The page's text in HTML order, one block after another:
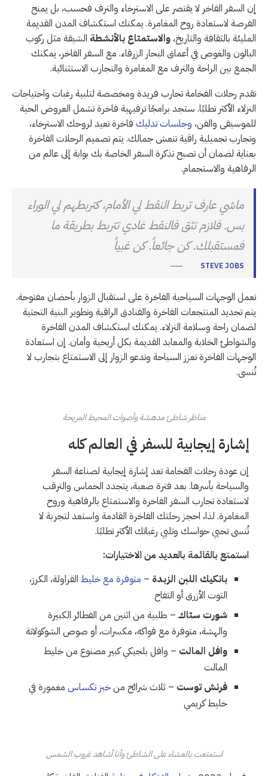
إن السفر الفاخر لا يقتصر على الاسترخاء والترف فحسب، بل يمنح
الفرصة لاستعادة روح المغامرة. يمكنك استكشاف المدن القديمة
المليئة بالثقافة والتاريخ، والاستمتاع بالأنشطة الشيقة مثل ركوب
البالون والغوص في أعماق البحار الزرقاء. مع السفر الفاخر، يمكنك
الجمع بين الراحة والترف مع المغامرة والتجارب الاستثنائية.
تقدم رحلات الفخامة تجارب فريدة ومخصصة لتلبية رغبات واحتياجات
النزلاء الأكثر تطلبًا. ستجد برامجًا ترفيهية فاخرة تشمل العروض الحية
للموسيقى والفن، وجلسات تدليك فاخرة تعيد لروحك الاسترخاء،
وتجارب تجميلية راقية تنعش جمالك. يتم تصميم الرحلات الفاخرة
بعناية لضمان أن تصبح تذكرة السفر الخاصة بك بوابة إلى عالم من
الرفاهية والاستجمام.
ماشي عارف تربط النقط لي الأمام، كتربطهم لي الوراء
بس. فلازم تثق فالنقط غادي تتربط بطريقة ما
فمستقبلك. كن جائعاً. كن غبياً
STEVE JOBS
تعمل الوجهات السياحية الفاخرة على استقبال الزوار بأحضان مفتوحة.
يتم تجديد المنتجعات الفاخرة والفنادق الراقية وتطوير البنية التحتية
لضمان راحة وسلامة النزلاء. يمكنك استكشاف المدن الفاخرة
والشواطئ الخلابة والمعابد القديمة بكل أريحية وأمان. إن استعادة
الوجهات الفاخرة تعزز السياحة وتدعو الزوار إلى الاستمتاع بتجارب لا
تُنسى.
مناظر شاطئ مدهشة وأصوات المحيط المريحة
إشارة إيجابية للسفر في العالم كله
إن عودة رحلات الفخامة تعد إشارة إيجابية لصناعة السفر
والسياحة بأسرها. بعد فترة صعبة، يتجدد الحماس والترقب
لاستعادة تجارب السفر الفاخرة والاستمتاع بالرفاهية وروح
المغامرة. لذا، احجز رحلتك الفاخرة القادمة واستعد لتجربة لا
تُنسى تحيي حواسك وتلبي رغباتك الأكثر تطلبًا.
استمتع بالقائمة بالعديد من الاختيارات:
بانكيك اللبن الزبدة – متوفرة مع خليط الفراولة، الكرز،
التوت الأزرق أو التفاح
شورت ستاك – طلبية من اثنين من الفطائر الكبيرة
والهشة، متوفرة مع فواكه، مكسرات، أو صوص الشوكولاتة
وافل المالت – وافل بلجيكي كبير مصنوع من خليط
المالت
فرنش توست – ثلاث شرائح منخبز تكساس مغمورة في
خليط كريمي
استمتعت بالعشاء على الشاطئ وأنا أشاهد غروب الشمس